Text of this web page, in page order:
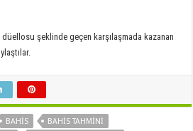
şeklinde geçen karşılaşmada kazanan
BAHIS
BAHIS TAHMINI